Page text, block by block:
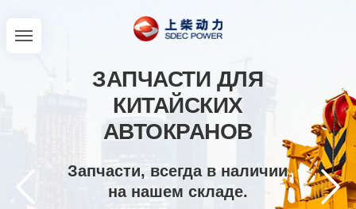
ЗАПЧАСТИ ДЛЯ
КИТАЙСКИХ
АВТОКРАНОВ
Запчасти, всегда в наличии
на нашем складе.